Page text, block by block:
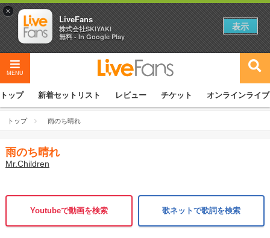
MENU
トップ 新着セットリスト レビュー チケット オンラインライブ
トップ 雨のち晴れ
雨のち晴れ
Mr.Children
Youtubeで動画を検索 歌ネットで歌詞を検索
×
LiveFans
株式会社SKIYAKI
無料 - In Google Play
表示